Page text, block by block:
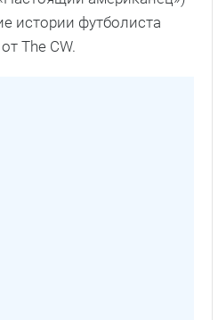
истории футболиста
The CW.